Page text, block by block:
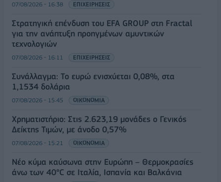
07/08/2026 - 16:38 ΕΠΙΧΕΙΡΗΣΕΙΣ
Στρατηγική επένδυση του EFA GROUP στη Fractal
για την ανάπτυξη προηγμένων αμυντικών
τεχνολογιών
07/08/2026 - 16:11 ΕΠΙΧΕΙΡΗΣΕΙΣ
Συνάλλαγμα: Το ευρώ ενισχύεται 0,08%, στα
1,1534 δολάρια
07/08/2026 - 15:45 ΟΙΚΟΝΟΜΙΑ
Χρηματιστήριο: Στις 2.623,19 μονάδες ο Γενικός
Δείκτης Τιμών, με άνοδο 0,57%
07/08/2026 - 15:21 ΟΙΚΟΝΟΜΙΑ
Νέο κύμα καύσωνα στην Ευρώπη – Θερμοκρασίες
άνω των 40°C σε Ιταλία, Ισπανία και Βαλκάνια